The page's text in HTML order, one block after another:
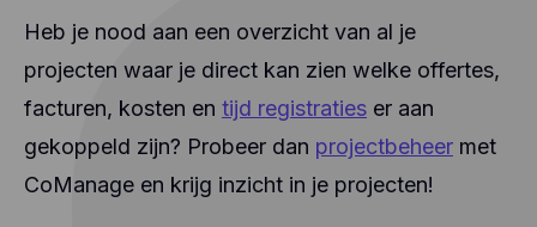
Heb je nood aan een overzicht van al je
projecten waar je direct kan zien welke offertes,
facturen, kosten en tijd registraties er aan
gekoppeld zijn? Probeer dan projectbeheer met
CoManage en krijg inzicht in je projecten!